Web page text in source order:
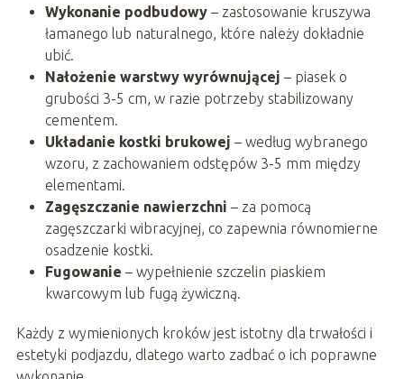
Wykonanie podbudowy– zastosowanie kruszywa
łamanego lub naturalnego, które należy dokładnie
ubić.
Nałożenie warstwy wyrównującej – piasek o
grubości 3-5 cm, w razie potrzeby stabilizowany
cementem.
Układanie kostki brukowej – według wybranego
wzoru, z zachowaniem odstępów 3-5 mm między
elementami.
Zagęszczanie nawierzchni – za pomocą
zagęszczarki wibracyjnej, co zapewnia równomierne
osadzenie kostki.
Fugowanie – wypełnienie szczelin piaskiem
kwarcowym lub fugą żywiczną.
Każdy z wymienionych kroków jest istotny dla trwałości i
estetyki podjazdu, dlatego warto zadbać o ich poprawne